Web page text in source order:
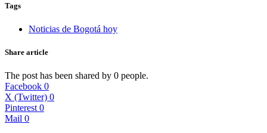
Tags
Noticias de Bogotá hoy
Share article
The post has been shared by 0 people.
Facebook 0
X (Twitter) 0
Pinterest 0
Mail 0